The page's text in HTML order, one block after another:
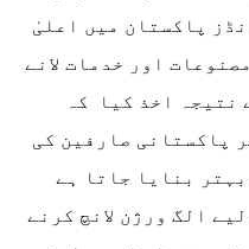
پاکستان میں اعلیٰ
اور خدمات لانے
نتیجہ اخذ کیا کہ
پاکستانی صارفین کی
بنایا جاتا ہے
الگ ورژن لانچ کرنے